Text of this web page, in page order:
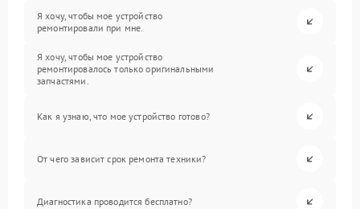
Я хочу, чтобы мое устройство
ремонтировали при мне.
Я хочу, чтобы мое устройство
ремонтировалось только оригинальными
запчастями.
Как я узнаю, что мое устройство готово?
От чего зависит срок ремонта техники?
Диагностика проводится бесплатно?